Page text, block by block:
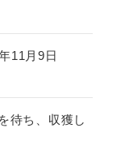
11月9日
待ち、収獲し